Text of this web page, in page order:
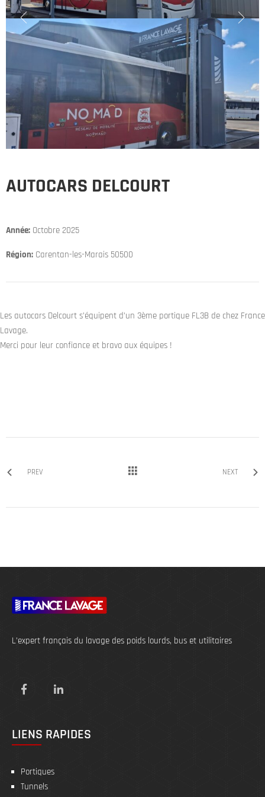
AUTOCARS DELCOURT
Année: Octobre 2025
Région: Carentan-les-Marais 50500
Les autocars Delcourt s’équipent d’un 3ème portique FL3B de chez France
Lavage.
Merci pour leur confiance et bravo aux équipes !
PREV NEXT
L’expert français du lavage des poids lourds, bus et utilitaires
LIENS RAPIDES
Portiques
Tunnels